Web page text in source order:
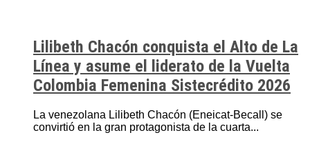
Lilibeth Chacón conquista el Alto de La
Línea y asume el liderato de la Vuelta
Colombia Femenina Sistecrédito 2026
La venezolana Lilibeth Chacón (Eneicat-Becall) se
convirtió en la gran protagonista de la cuarta...